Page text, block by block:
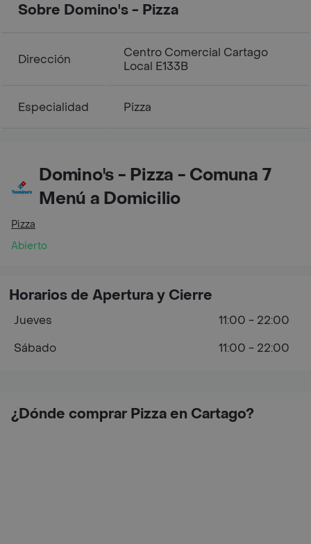
Sobre Domino's - Pizza
Dirección
Centro Comercial Cartago
Local E133B
Especialidad Pizza
Domino's - Pizza - Comuna 7
Menú a Domicilio
Pizza
Abierto
¿Dónde comprar Pizza en Cartago?
Horarios de Apertura y Cierre
Jueves
11:00 - 22:00
Sábado
11:00 - 22:00